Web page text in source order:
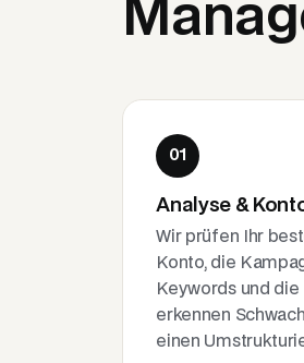
01
Analyse &
Wir prüfen Ihr
Konto, die
Keywords und
erkennen
einen